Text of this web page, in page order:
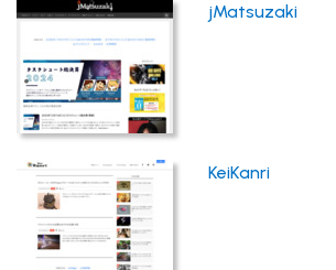
jMatsuzaki
KeiKanri